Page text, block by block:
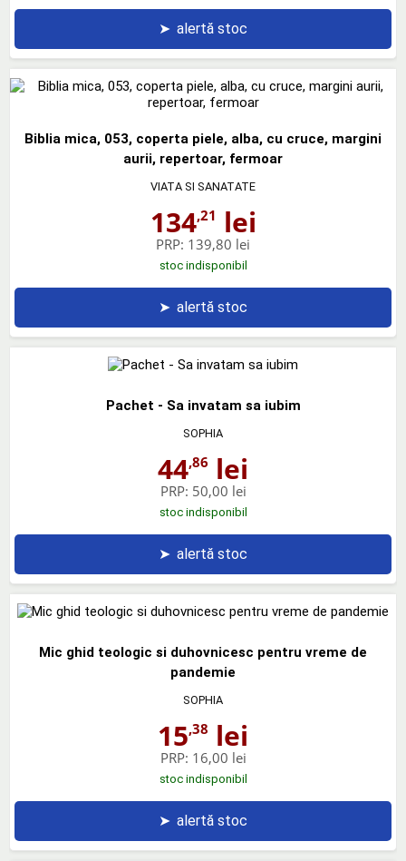
➤ alertă stoc
Biblia mica, 053, coperta piele, alba, cu cruce, margini
aurii, repertoar, fermoar
VIATA SI SANATATE
134,21 lei
PRP: 139,80 lei
stoc indisponibil
➤ alertă stoc
Pachet - Sa invatam sa iubim
SOPHIA
44,86 lei
PRP: 50,00 lei
stoc indisponibil
➤ alertă stoc
Mic ghid teologic si duhovnicesc pentru vreme de
pandemie
SOPHIA
15,38 lei
PRP: 16,00 lei
stoc indisponibil
➤ alertă stoc